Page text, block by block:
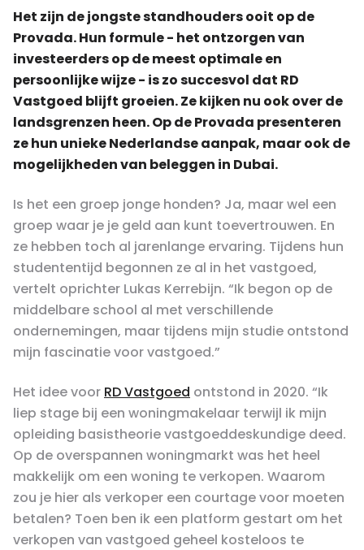
Het zijn de jongste standhouders ooit op de
Provada. Hun formule - het ontzorgen van
investeerders op de meest optimale en
persoonlijke wijze - is zo succesvol dat RD
Vastgoed blijft groeien. Ze kijken nu ook over de
landsgrenzen heen. Op de Provada presenteren
ze hun unieke Nederlandse aanpak, maar ook de
mogelijkheden van beleggen in Dubai.
Is het een groep jonge honden? Ja, maar wel een
groep waar je je geld aan kunt toevertrouwen. En
ze hebben toch al jarenlange ervaring. Tijdens hun
studententijd begonnen ze al in het vastgoed,
vertelt oprichter Lukas Kerrebijn. “Ik begon op de
middelbare school al met verschillende
ondernemingen, maar tijdens mijn studie ontstond
mijn fascinatie voor vastgoed.”
Het idee voor RD Vastgoed ontstond in 2020. “Ik
liep stage bij een woningmakelaar terwijl ik mijn
opleiding basistheorie vastgoeddeskundige deed.
Op de overspannen woningmarkt was het heel
makkelijk om een woning te verkopen. Waarom
zou je hier als verkoper een courtage voor moeten
betalen? Toen ben ik een platform gestart om het
verkopen van vastgoed geheel kosteloos te